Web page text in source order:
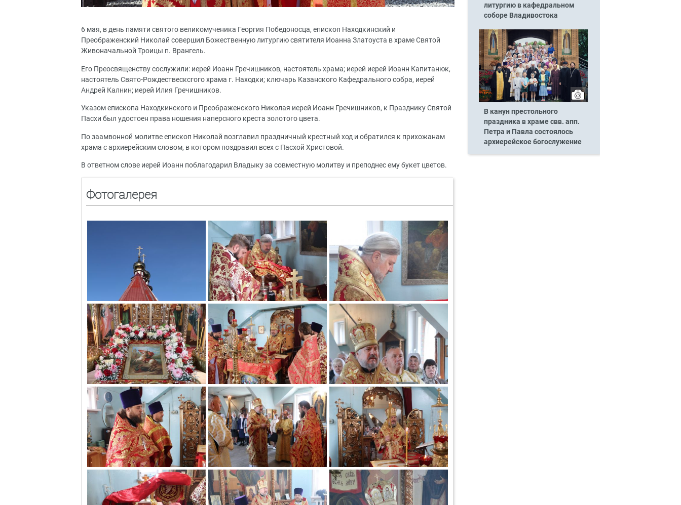
6 мая, в день памяти святого великомученика Георгия Победоносца, епископ Находкинский и
Преображенский Николай совершил Божественную литургию святителя Иоанна Златоуста в храме Святой
Живоначальной Троицы п. Врангель.
Его Преосвященству сослужили: иерей Иоанн Гречишников, настоятель храма; иерей иерей Иоанн Капитанюк,
настоятель Свято-Рождествесксгого храма г. Находки; ключарь Казанского Кафедрального собра, иерей
Андрей Калнин; иерей Илия Гречишников.
Указом епископа Находкинского и Преображенского Николая иерей Иоанн Гречишников, к Празднику Святой
Пасхи был удостоен права ношения наперсного креста золотого цвета.
По заамвонной молитве епископ Николай возглавил праздничный крестный ход и обратился к прихожанам
храма с архиерейским словом, в котором поздравил всех с Пасхой Христовой.
В ответном слове иерей Иоанн поблагодарил Владыку за совместную молитву и преподнес ему букет цветов.
Фотогалерея
литургию в кафедральном
соборе Владивостока
В канун престольного
праздника в храме свв. апп.
Петра и Павла состоялось
архиерейское богослужение